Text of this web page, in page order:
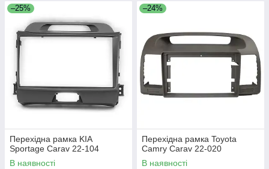
–25%
Перехідна рамка KIA
Sportage Carav 22-104
В наявності
–24%
Перехідна рамка Toyota
Camry Carav 22-020
В наявності